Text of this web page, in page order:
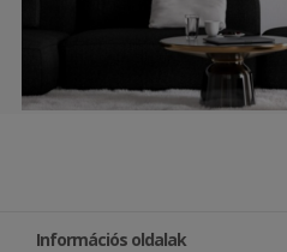
Információs oldalak